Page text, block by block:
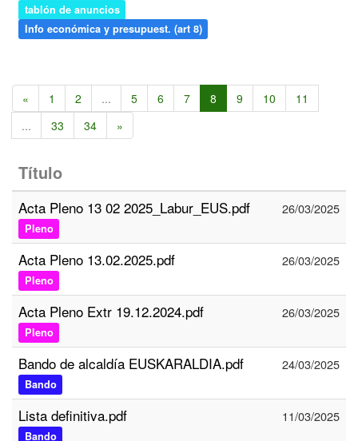
tablón de anuncios
Info económica y presupuest. (art 8)
« 1 2 ... 5 6 7 8 9 10
11
...
33 34 »
Título
Acta Pleno 13 02 2025_Labur_EUS.pdf
Pleno
26/03/2025
Acta Pleno 13.02.2025.pdf
Pleno
26/03/2025
Acta Pleno Extr 19.12.2024.pdf
Pleno
26/03/2025
Bando de alcaldía EUSKARALDIA.pdf
Bando
24/03/2025
Lista definitiva.pdf
Bando
11/03/2025